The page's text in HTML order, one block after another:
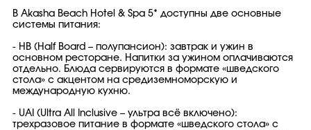
В Akasha Beach Hotel & Spa 5* доступны две основные
системы питания:
- HB (Half Board – полупансион): завтрак и ужин в
основном ресторане. Напитки за ужином оплачиваются
отдельно. Блюда сервируются в формате «шведского
стола» с акцентом на средиземноморскую и
международную кухню.
- UAI (Ultra All Inclusive – ультра всё включено):
трехразовое питание в формате «шведского стола» с